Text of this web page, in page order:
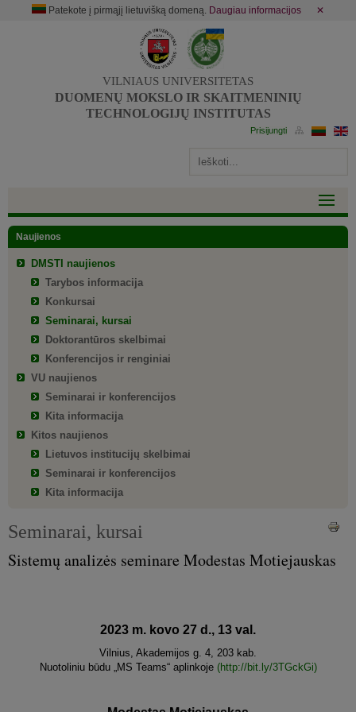
Patekote į pirmąjį lietuvišką domeną. Daugiau informacijos ✕
VILNIAUS UNIVERSITETAS
DUOMENŲ MOKSLO IR SKAITMENINIŲ
TECHNOLOGIJŲ INSTITUTAS
Naujienos
DMSTI naujienos
Tarybos informacija
Konkursai
Seminarai, kursai
Doktorantūros skelbimai
Konferencijos ir renginiai
VU naujienos
Seminarai ir konferencijos
Kita informacija
Kitos naujienos
Lietuvos institucijų skelbimai
Seminarai ir konferencijos
Kita informacija
Seminarai, kursai
Sistemų analizės seminare Modestas Motiejauskas
2023 m. kovo 27 d., 13 val.
Vilnius, Akademijos g. 4, 203 kab.
Nuotoliniu būdu „MS Teams“ aplinkoje (http://bit.ly/3TGckGi)